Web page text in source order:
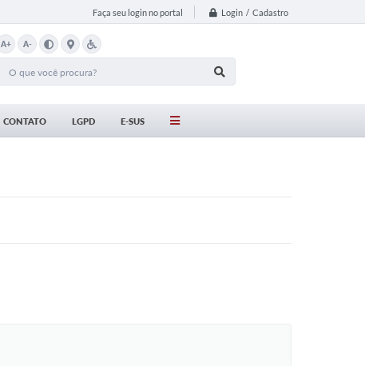
Faça seu login no portal Login / Cadastro
A+ A-
CONTATO LGPD E-SUS